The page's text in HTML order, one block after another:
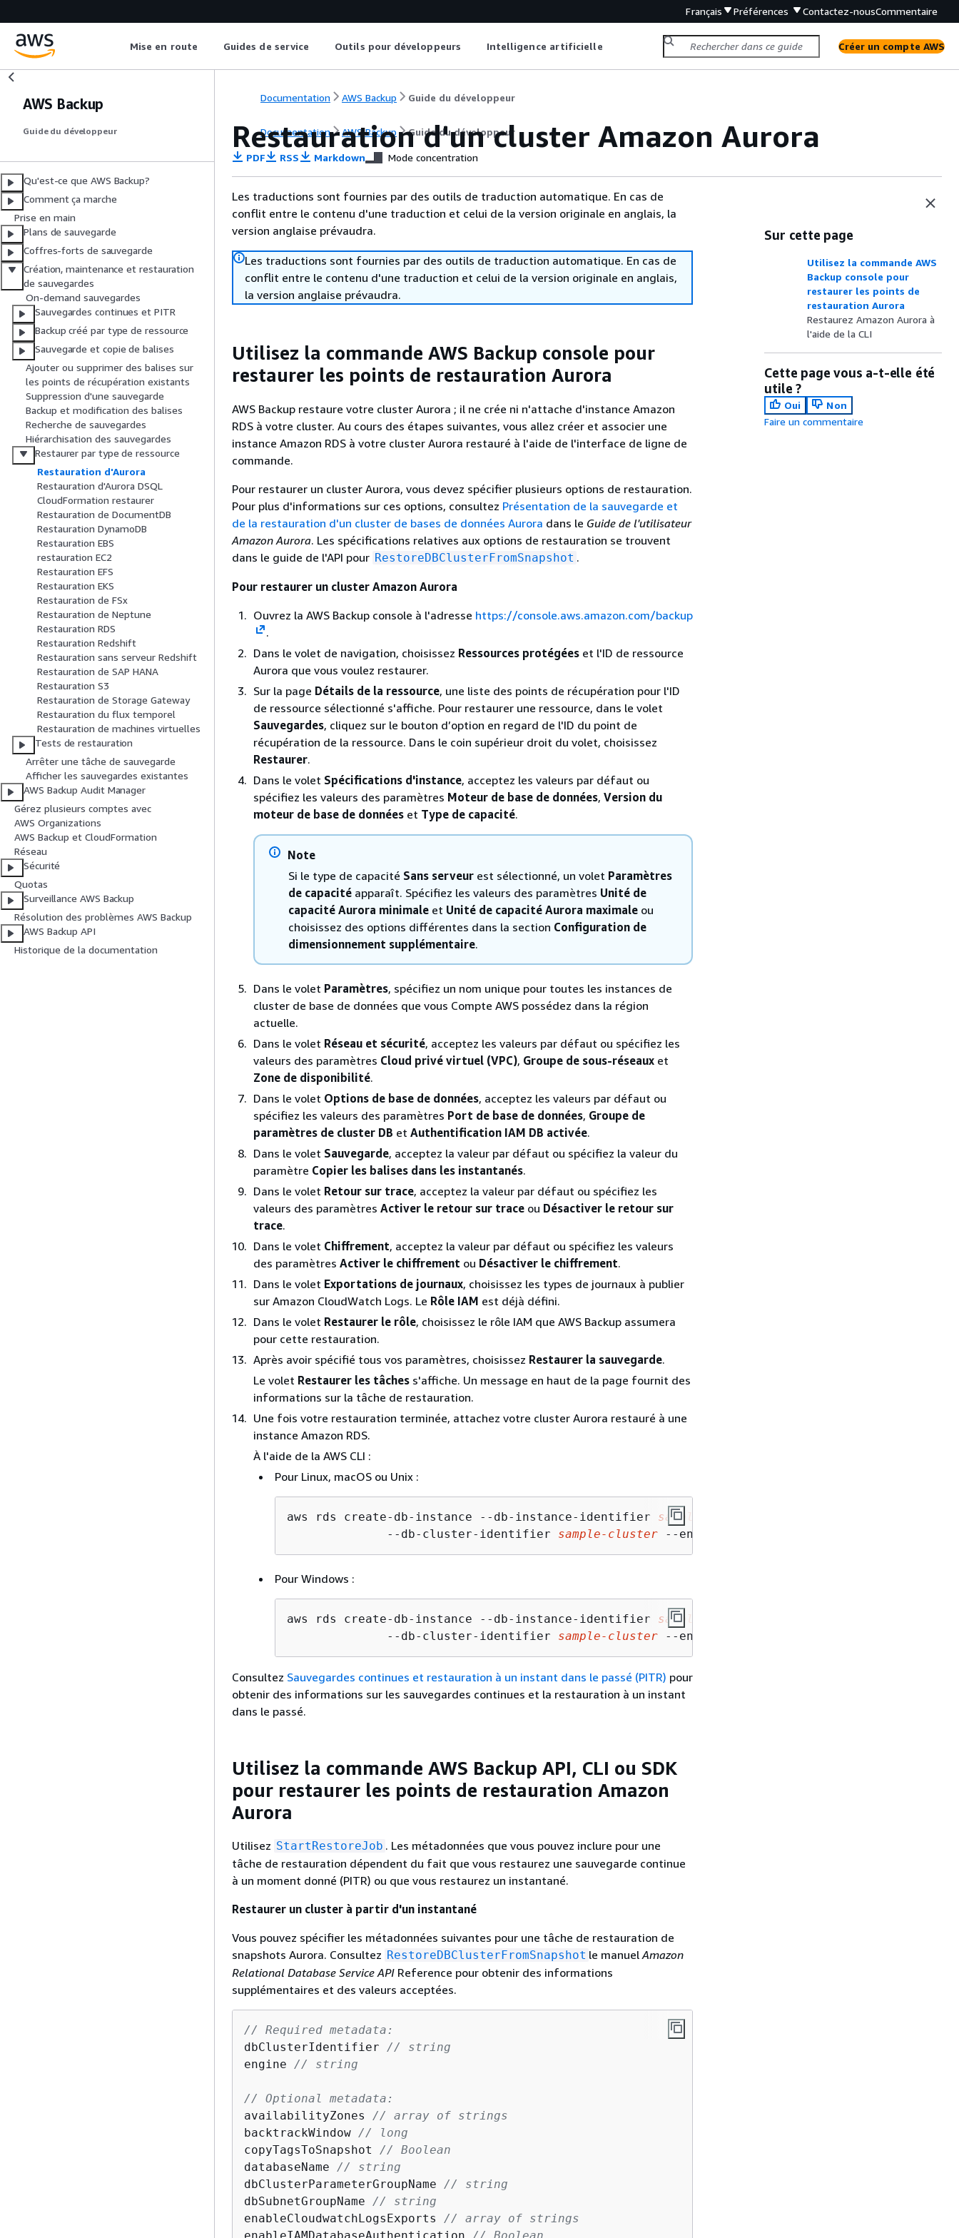
Français Préférences Contactez-nousCommentaire
Mise en route Guides de service Outils pour développeurs Intelligence artificielle Créer un compte AWS
AWS Backup
Guide du développeur
Qu'est-ce que AWS Backup?
Comment ça marche
Prise en main
Plans de sauvegarde
Coffres-forts de sauvegarde
Création, maintenance et restauration
de sauvegardes
On-demand sauvegardes
Sauvegardes continues et PITR
Backup créé par type de ressource
Sauvegarde et copie de balises
Ajouter ou supprimer des balises sur
les points de récupération existants
Suppression d'une sauvegarde
Backup et modification des balises
Recherche de sauvegardes
Hiérarchisation des sauvegardes
Restaurer par type de ressource
Restauration d'Aurora
Restauration d'Aurora DSQL
CloudFormation restaurer
Restauration de DocumentDB
Restauration DynamoDB
Restauration EBS
restauration EC2
Restauration EFS
Restauration EKS
Restauration de FSx
Restauration de Neptune
Restauration RDS
Restauration Redshift
Restauration sans serveur Redshift
Restauration de SAP HANA
Restauration S3
Restauration de Storage Gateway
Restauration du flux temporel
Restauration de machines virtuelles
Tests de restauration
Arrêter une tâche de sauvegarde
Afficher les sauvegardes existantes
AWS Backup Audit Manager
Gérez plusieurs comptes avec
AWS Organizations
AWS Backup et CloudFormation
Réseau
Sécurité
Quotas
Surveillance AWS Backup
Résolution des problèmes AWS Backup
AWS Backup API
Historique de la documentation
Documentation AWS Backup Guide du développeur
Documentation AWS Backup Guide du développeur
Restauration d'un cluster Amazon Aurora
PDF RSS Markdown Mode concentration
Les traductions sont fournies par des outils de traduction automatique. En cas de
conflit entre le contenu d'une traduction et celui de la version originale en anglais, la
version anglaise prévaudra.
Les traductions sont fournies par des outils de traduction automatique. En cas de
conflit entre le contenu d'une traduction et celui de la version originale en anglais,
la version anglaise prévaudra.
Utilisez la commande AWS Backup console pour
restaurer les points de restauration Aurora
AWS Backup restaure votre cluster Aurora ; il ne crée ni n'attache d'instance Amazon
RDS à votre cluster. Au cours des étapes suivantes, vous allez créer et associer une
instance Amazon RDS à votre cluster Aurora restauré à l'aide de l'interface de ligne de
commande.
Pour restaurer un cluster Aurora, vous devez spécifier plusieurs options de restauration.
Pour plus d'informations sur ces options, consultez Présentation de la sauvegarde et
de la restauration d'un cluster de bases de données Aurora dans le Guide de l'utilisateur
Amazon Aurora. Les spécifications relatives aux options de restauration se trouvent
dans le guide de l'API pour RestoreDBClusterFromSnapshot .
Pour restaurer un cluster Amazon Aurora
Ouvrez la AWS Backup console à l'adresse https://console.aws.amazon.com/backup
.
Dans le volet de navigation, choisissez Ressources protégées et l'ID de ressource
Aurora que vous voulez restaurer.
Sur la page Détails de la ressource, une liste des points de récupération pour l'ID
de ressource sélectionné s'affiche. Pour restaurer une ressource, dans le volet
Sauvegardes, cliquez sur le bouton d’option en regard de l'ID du point de
récupération de la ressource. Dans le coin supérieur droit du volet, choisissez
Restaurer.
Dans le volet Spécifications d'instance, acceptez les valeurs par défaut ou
spécifiez les valeurs des paramètres Moteur de base de données, Version du
moteur de base de données et Type de capacité.
Note
Si le type de capacité Sans serveur est sélectionné, un volet Paramètres
de capacité apparaît. Spécifiez les valeurs des paramètres Unité de
capacité Aurora minimale et Unité de capacité Aurora maximale ou
choisissez des options différentes dans la section Configuration de
dimensionnement supplémentaire.
Dans le volet Paramètres, spécifiez un nom unique pour toutes les instances de
cluster de base de données que vous Compte AWS possédez dans la région
actuelle.
Dans le volet Réseau et sécurité, acceptez les valeurs par défaut ou spécifiez les
valeurs des paramètres Cloud privé virtuel (VPC), Groupe de sous-réseaux et
Zone de disponibilité.
Dans le volet Options de base de données, acceptez les valeurs par défaut ou
spécifiez les valeurs des paramètres Port de base de données, Groupe de
paramètres de cluster DB et Authentification IAM DB activée.
Dans le volet Sauvegarde, acceptez la valeur par défaut ou spécifiez la valeur du
paramètre Copier les balises dans les instantanés.
Dans le volet Retour sur trace, acceptez la valeur par défaut ou spécifiez les
valeurs des paramètres Activer le retour sur trace ou Désactiver le retour sur
trace.
Dans le volet Chiffrement, acceptez la valeur par défaut ou spécifiez les valeurs
des paramètres Activer le chiffrement ou Désactiver le chiffrement.
Dans le volet Exportations de journaux, choisissez les types de journaux à publier
sur Amazon CloudWatch Logs. Le Rôle IAM est déjà défini.
Dans le volet Restaurer le rôle, choisissez le rôle IAM que AWS Backup assumera
pour cette restauration.
Après avoir spécifié tous vos paramètres, choisissez Restaurer la sauvegarde.
Le volet Restaurer les tâches s'affiche. Un message en haut de la page fournit des
informations sur la tâche de restauration.
Une fois votre restauration terminée, attachez votre cluster Aurora restauré à une
instance Amazon RDS.
À l'aide de la AWS CLI :
Pour Linux, macOS ou Unix :
aws rds create-db-instance --db-instance-identifier sample-instance
              --db-cluster-identifier
sample-cluster --engine aurora-mysql --db-instance-
Pour Windows :
aws rds create-db-instance --db-instance-identifier sample-instance
              --db-cluster-identifier
sample-cluster --engine aurora-mysql --db-instance-
Consultez Sauvegardes continues et restauration à un instant dans le passé (PITR) pour
obtenir des informations sur les sauvegardes continues et la restauration à un instant
dans le passé.
Utilisez la commande AWS Backup API, CLI ou SDK
pour restaurer les points de restauration Amazon
Aurora
Utilisez StartRestoreJob . Les métadonnées que vous pouvez inclure pour une
tâche de restauration dépendent du fait que vous restaurez une sauvegarde continue
à un moment donné (PITR) ou que vous restaurez un instantané.
Restaurer un cluster à partir d'un instantané
Vous pouvez spécifier les métadonnées suivantes pour une tâche de restauration de
snapshots Aurora. Consultez RestoreDBClusterFromSnapshot le manuelAmazon
Relational Database Service API Reference pour obtenir des informations
supplémentaires et des valeurs acceptées.
// Required metadata:
dbClusterIdentifier // string
engine // string
// Optional metadata:
availabilityZones // array of strings
backtrackWindow // long
copyTagsToSnapshot // Boolean
databaseName // string
dbClusterParameterGroupName // string
dbSubnetGroupName // string
enableCloudwatchLogsExports // array of strings
Sur cette page
Utilisez la commande AWS
Backup console pour
restaurer les points de
restauration Aurora
Restaurez Amazon Aurora à
l'aide de la CLI
Cette page vous a-t-elle été
utile ?
Oui
Non
Faire un commentaire